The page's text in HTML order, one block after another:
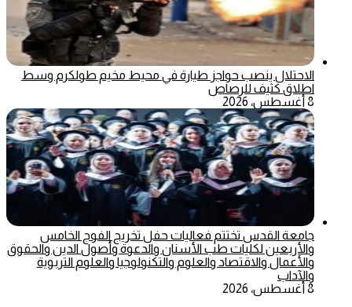
الاحتلال ينصب حواجز طيارة في محيط مخيم طولكرم وسط
اطلاق كثيف للرصاص
8 أغسطس، 2026
جامعة القدس تختتم فعاليات حفل تخريج الفوج الخامس
والأربعين لكليات طب الأسنان والدعوة وأصول الدين والحقوق
والأعمال والاقتصاد والعلوم والتكنولوجيا والعلوم التربوية
والآداب
8 أغسطس، 2026